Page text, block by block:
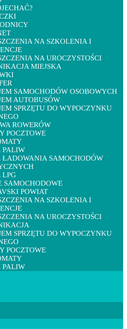
NA SZKOLENIA I
NA UROCZYSTOŚCI
MIEJSKA
SAMOCHODÓW OSOBOWYCH
AUTOBUSÓW
SPRZĘTU DO WYPOCZYNKU
ROWERÓW
POCZTOWE
PALIW
ŁADOWANIA SAMOCHODÓW
LPG
SAMOCHODOWE
POWIAT
NA SZKOLENIA I
NA UROCZYSTOŚCI
SPRZĘTU DO WYPOCZYNKU
POCZTOWE
PALIW